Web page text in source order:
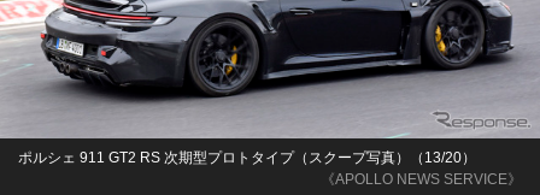
《APOLLO NEWS SERVICE》
ポルシェ 911 GT2 RS 次期型プロトタイプ（スクープ写真）（13/20）